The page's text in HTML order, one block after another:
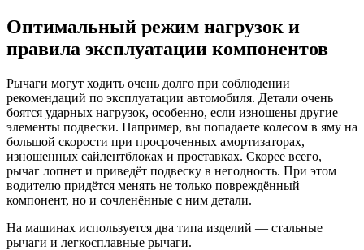
Оптимальный режим нагрузок и
правила эксплуатации компонентов
Рычаги могут ходить очень долго при соблюдении
рекомендаций по эксплуатации автомобиля. Детали очень
боятся ударных нагрузок, особенно, если изношены другие
элементы подвески. Например, вы попадаете колесом в яму на
большой скорости при просроченных амортизаторах,
изношенных сайлентблоках и проставках. Скорее всего,
рычаг лопнет и приведёт подвеску в негодность. При этом
водителю придётся менять не только повреждённый
компонент, но и сочленённые с ним детали.
На машинах используется два типа изделий — стальные
рычаги и легкосплавные рычаги.